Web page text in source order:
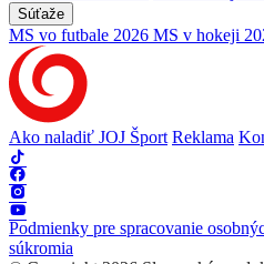
Súťaže
MS vo futbale 2026 MS v hokeji
Ako naladiť JOJ Šport Reklama
Podmienky pre spracovanie
súkromia